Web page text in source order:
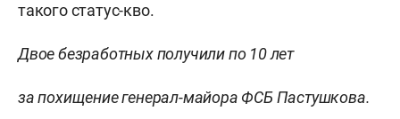
такого статус-кво.
Двое безработных получили по 10 лет
за похищение генерал-майора ФСБ Пастушкова.